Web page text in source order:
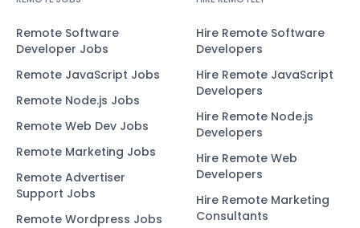
Remote Software
Developer Jobs
Remote JavaScript Jobs
Remote Node.js Jobs
Remote Web Dev Jobs
Remote Marketing Jobs
Remote Advertiser
Support Jobs
Remote Wordpress Jobs
Hire Remote Software
Developers
Hire Remote JavaScript
Developers
Hire Remote Node.js
Developers
Hire Remote Web
Developers
Hire Remote Marketing
Consultants